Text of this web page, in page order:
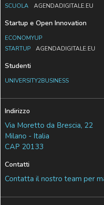
SCUOLA
AGENDADIGITALE.EU
Startup e Open Innovation
ECONOMYUP
STARTUP
AGENDADIGITALE.EU
Studenti
UNIVERSITY2BUSINESS
Indirizzo
Via Moretto da Brescia, 22
Milano - Italia
CAP 20133
Contatti
Contatta il nostro team per